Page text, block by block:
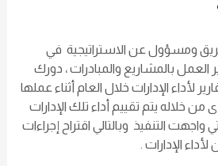
ومسؤول عن الاستراتيجية في
بالمشاريع والمبادرات ، دورك
لأداء الإدارات خلال العام أثناء عملها
من خلاله يتم تقييم أداء تلك الإدارات
واجهت التنفيذ وبالتالي اقتراح إجراءات
الإدارات .